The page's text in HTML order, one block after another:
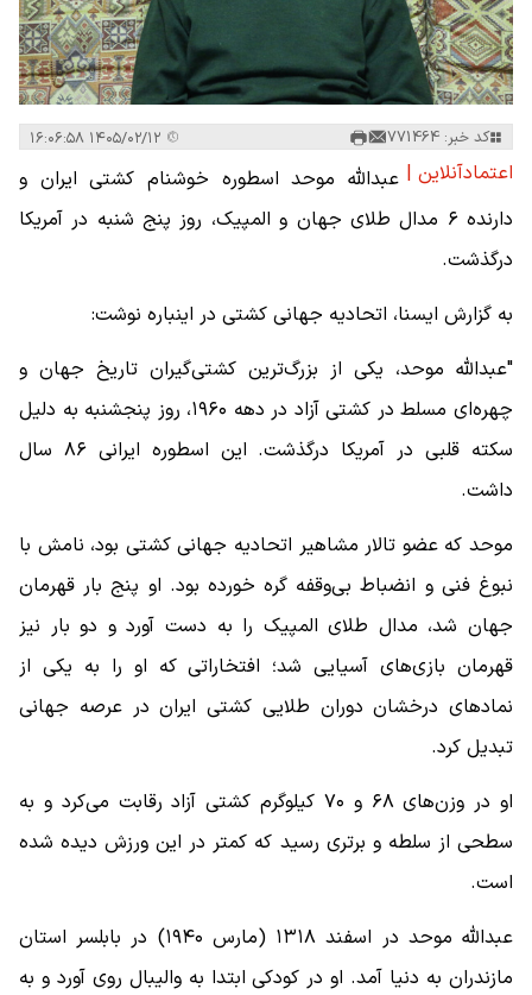
کد خبر: 771464
اعتمادآنلاین | عبدالله موحد اسطوره خوشنام کشتی ایران و
دارنده ۶ مدال طلای جهان و المپیک، روز پنج شنبه در آمریکا
درگذشت.
به گزارش ایسنا، اتحادیه جهانی کشتی در اینباره نوشت:
"عبدالله موحد، یکی از بزرگ‌ترین کشتی‌گیران تاریخ جهان و
چهره‌ای مسلط در کشتی آزاد در دهه ۱۹۶۰، روز پنجشنبه به دلیل
سکته قلبی در آمریکا درگذشت. این اسطوره ایرانی ۸۶ سال
داشت.
موحد که عضو تالار مشاهیر اتحادیه جهانی کشتی بود، نامش با
نبوغ فنی و انضباط بی‌وقفه گره خورده بود. او پنج بار قهرمان
جهان شد، مدال طلای المپیک را به دست آورد و دو بار نیز
قهرمان بازی‌های آسیایی شد؛ افتخاراتی که او را به یکی از
نمادهای درخشان دوران طلایی کشتی ایران در عرصه جهانی
تبدیل کرد.
او در وزن‌های ۶۸ و ۷۰ کیلوگرم کشتی آزاد رقابت می‌کرد و به
سطحی از سلطه و برتری رسید که کمتر در این ورزش دیده شده
است.
عبدالله موحد در اسفند ۱۳۱۸ (مارس ۱۹۴۰) در بابلسر استان
مازندران به دنیا آمد. او در کودکی ابتدا به والیبال روی آورد و به‌